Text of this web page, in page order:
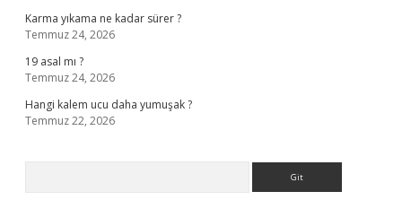
Karma yıkama ne kadar sürer ?
Temmuz 24, 2026
19 asal mı ?
Temmuz 24, 2026
Hangi kalem ucu daha yumuşak ?
Temmuz 22, 2026